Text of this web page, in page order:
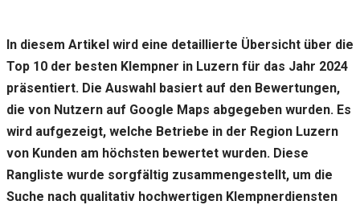
In diesem Artikel wird eine detaillierte Übersicht über die
Top 10 der besten Klempner in Luzern für das Jahr 2024
präsentiert. Die Auswahl basiert auf den Bewertungen,
die von Nutzern auf Google Maps abgegeben wurden. Es
wird aufgezeigt, welche Betriebe in der Region Luzern
von Kunden am höchsten bewertet wurden. Diese
Rangliste wurde sorgfältig zusammengestellt, um die
Suche nach qualitativ hochwertigen Klempnerdiensten
während
Ihres
gut wie
möglich
funktioniert.
Wenn Sie
diese
Cookies
ablehnen,
verschwinden